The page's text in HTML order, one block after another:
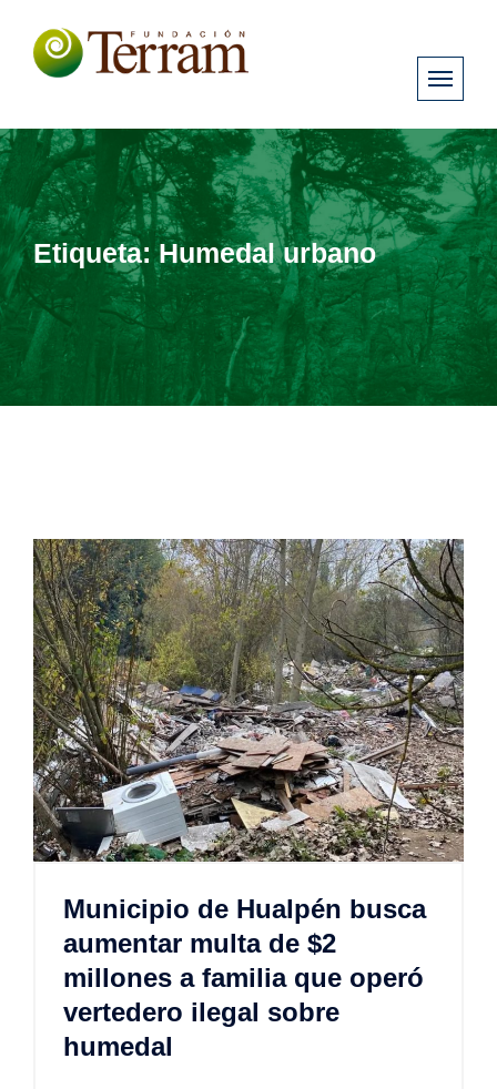
Etiqueta:Humedal urbano
Municipio de Hualpén busca
aumentar multa de $2
millones a familia que operó
vertedero ilegal sobre
humedal